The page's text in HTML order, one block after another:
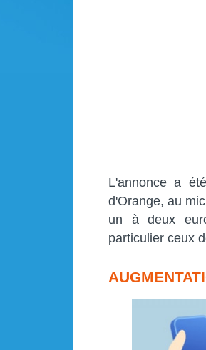
L'annonce a
d'Orange, au
un à deux
particulier ceux